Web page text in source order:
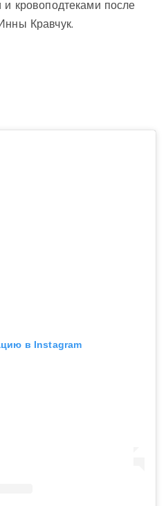
кровоподтеками после
Кравчук.
в Instagram